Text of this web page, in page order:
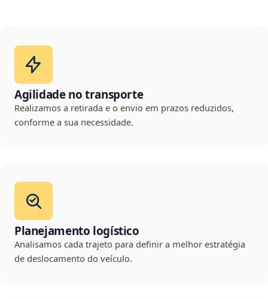
Agilidade no transporte
Realizamos a retirada e o envio em prazos reduzidos,
conforme a sua necessidade.
Planejamento logístico
Analisamos cada trajeto para definir a melhor estratégia
de deslocamento do veículo.